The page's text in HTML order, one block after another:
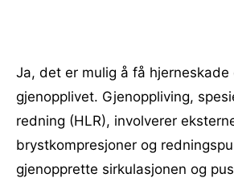
Ja, det er mulig å få
gjenopplivet. Gjenoppliving,
redning (HLR), involverer
brystkompresjoner og
gjenopprette sirkulasjonen og